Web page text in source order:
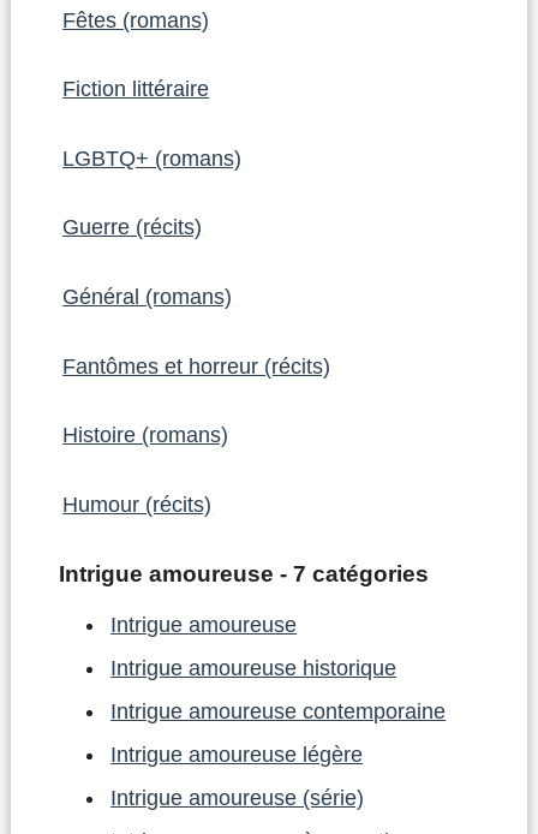
Fêtes (romans)
Fiction littéraire
LGBTQ+ (romans)
Guerre (récits)
Général (romans)
Fantômes et horreur (récits)
Histoire (romans)
Humour (récits)
Intrigue amoureuse - 7 catégories
Intrigue amoureuse
Intrigue amoureuse historique
Intrigue amoureuse contemporaine
Intrigue amoureuse légère
Intrigue amoureuse (série)